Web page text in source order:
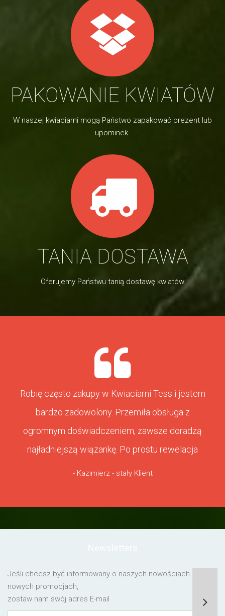
PAKOWANIE KWIATÓW
W naszej kwiaciarni mogą Państwo zapakować prezent lub
upominek.
TANIA DOSTAWA
Oferujemy Państwu tanią dostawę kwiatów
Robię często zakupy w Kwiaciarni Tess i jestem
bardzo zadowolony. Przemiła obsługa z
ogromnym doświadczeniem, zawsze doradzą
najładniejszą wiązankę. Po prostu rewelacja
- Kazimierz - stały Klient
Jeśli chcesz być informowany o naszych nowościach lub o
nowych promocjach,
zostaw nam swój adres E-mail